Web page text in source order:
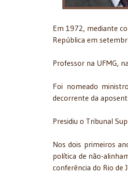
Em 1972, mediante
República em
Professor na UFMG,
Foi nomeado
decorrente da
Presidiu o Tribunal
Nos dois primeiros
política de não-
conferência do Rio de